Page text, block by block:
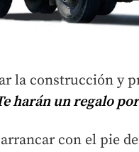
la construcción y
harán un regalo
con el pie